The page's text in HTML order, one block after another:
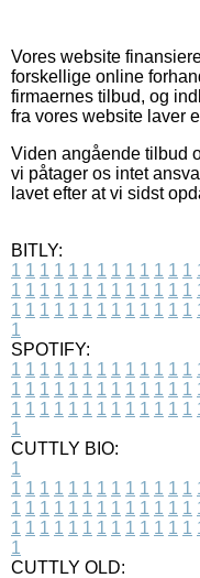
Vores website
forskellige online
firmaernes tilbud, og
fra vores website laver
Viden angående tilbud
vi påtager os intet
lavet efter at vi sidst
BITLY:
1 1 1 1 1 1 1 1 1 1 1 1 1
1 1 1 1 1 1 1 1 1 1 1 1 1
1 1 1 1 1 1 1 1 1 1 1 1 1
1
SPOTIFY:
1 1 1 1 1 1 1 1 1 1 1 1 1
1 1 1 1 1 1 1 1 1 1 1 1 1
1 1 1 1 1 1 1 1 1 1 1 1 1
1
CUTTLY BIO:
1
1 1 1 1 1 1 1 1 1 1 1 1 1
1 1 1 1 1 1 1 1 1 1 1 1 1
1 1 1 1 1 1 1 1 1 1 1 1 1
1
CUTTLY OLD: